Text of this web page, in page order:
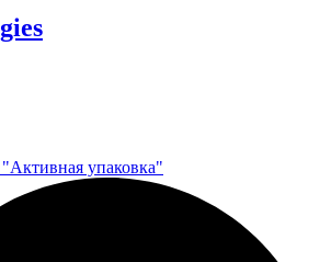
упаковка"